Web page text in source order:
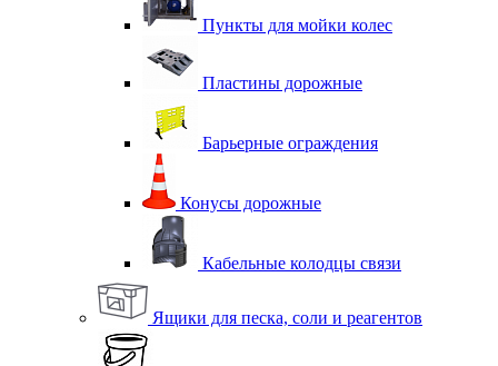
Пункты для мойки колес
Пластины дорожные
Барьерные ограждения
Конусы дорожные
Кабельные колодцы связи
Ящики для песка, соли и реагентов